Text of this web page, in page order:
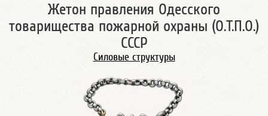
Жетон правления Одесского
товарищества пожарной охраны (О.Т.П.О.)
СССР
Силовые структуры